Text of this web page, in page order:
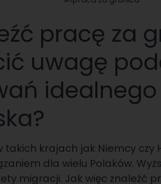
pracę za
uwagę
idealnego
takich krajach jak Niemcy czy
dla wielu Polaków.
migracji. Jak więc znaleźć